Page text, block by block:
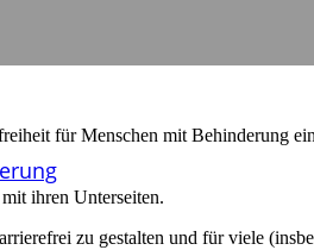
für Menschen mit Behinderung
ihren Unterseiten.
zu gestalten und für viele